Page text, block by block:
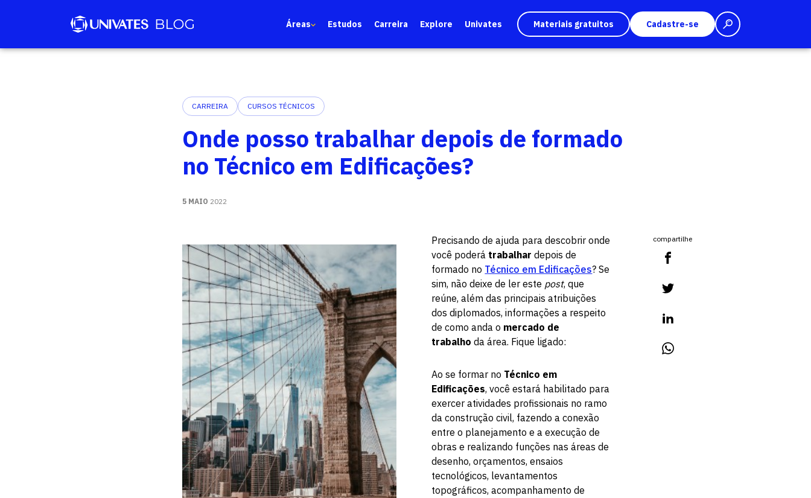
Áreas Estudos Carreira Explore Univates Materiais gratuitos Cadastre-se
CARREIRA CURSOS TÉCNICOS
Onde posso trabalhar depois de formado
no Técnico em Edificações?
5 MAIO 2022
Precisando de ajuda para descobrir onde
você poderá trabalhar depois de
formado no Técnico em Edificações? Se
sim, não deixe de ler este post, que
reúne, além das principais atribuições
dos diplomados, informações a respeito
de como anda o mercado de
trabalho da área. Fique ligado:
Ao se formar no Técnico em
Edificações, você estará habilitado para
exercer atividades profissionais no ramo
da construção civil, fazendo a conexão
entre o planejamento e a execução de
obras e realizando funções nas áreas de
desenho, orçamentos, ensaios
tecnológicos, levantamentos
topográficos, acompanhamento de
compartilhe